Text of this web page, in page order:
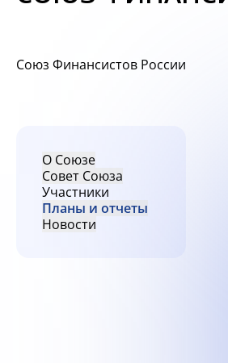
Союз Финансистов России
О Союзе
Совет Союза
Участники
Планы и отчеты
Новости